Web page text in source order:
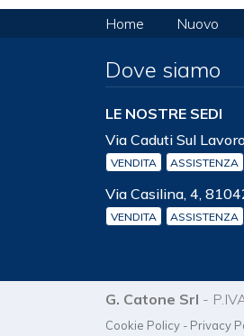
Home Nuovo
Dove siamo
LE NOSTRE SEDI
Via Caduti Sul
VENDITA ASSISTENZA
Via Casilina, 4,
VENDITA ASSISTENZA
G. Catone Srl -
Cookie Policy - Privacy